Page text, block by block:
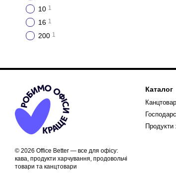
10 1
16 1
200 1
© 2026 Office Better — все для офісу:
кава, продукти харчування, продовольчі
товари та канцтовари
Каталог
Продукти